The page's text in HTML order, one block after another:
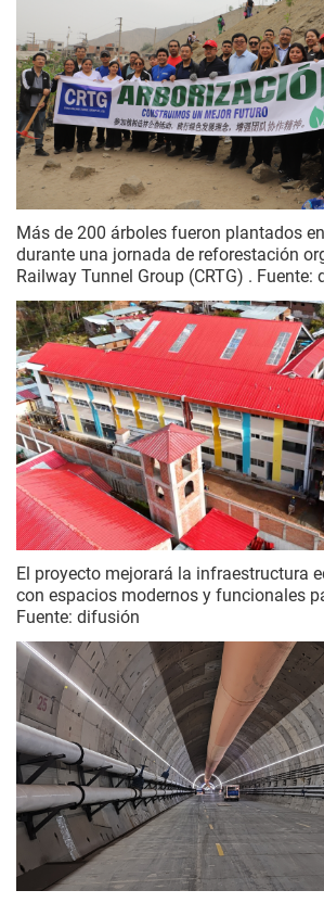
Más de 200 árboles fueron plantados
durante una jornada de reforestación
Railway Tunnel Group (CRTG) . Fuente:
El proyecto mejorará la infraestructura
con espacios modernos y funcionales
Fuente: difusión